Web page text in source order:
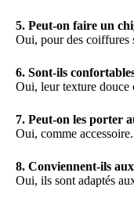
5. Peut-on faire un
Oui, pour des coiffures
6. Sont-ils
Oui, leur texture douce
7. Peut-on les porter
Oui, comme accessoire.
8. Conviennent-ils
Oui, ils sont adaptés